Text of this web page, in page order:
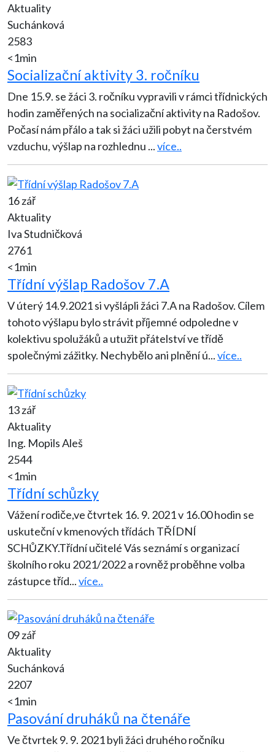
Aktuality
Suchánková
2583
<1min
Socializační aktivity 3. ročníku
Dne 15.9. se žáci 3. ročníku vypravili v rámci třídnických
hodin zaměřených na socializační aktivity na Radošov.
Počasí nám přálo a tak si žáci užili pobyt na čerstvém
vzduchu, výšlap na rozhlednu ...více..
16 zář
Aktuality
Iva Studničková
2761
<1min
Třídní výšlap Radošov 7.A
V úterý 14.9.2021 si vyšlápli žáci 7.A na Radošov. Cílem
tohoto výšlapu bylo strávit příjemné odpoledne v
kolektivu spolužáků a utužit přátelství ve třídě
společnými zážitky. Nechybělo ani plnění ú...více..
13 zář
Aktuality
Ing. Mopils Aleš
2544
<1min
Třídní schůzky
Vážení rodiče,ve čtvrtek 16. 9. 2021 v 16.00 hodin se
uskuteční v kmenových třídách TŘÍDNÍ
SCHŮZKY.Třídní učitelé Vás seznámí s organizací
školního roku 2021/2022 a rovněž proběhne volba
zástupce tříd...více..
09 zář
Aktuality
Suchánková
2207
<1min
Pasování druháků na čtenáře
Ve čtvrtek 9. 9. 2021 byli žáci druhého ročníku